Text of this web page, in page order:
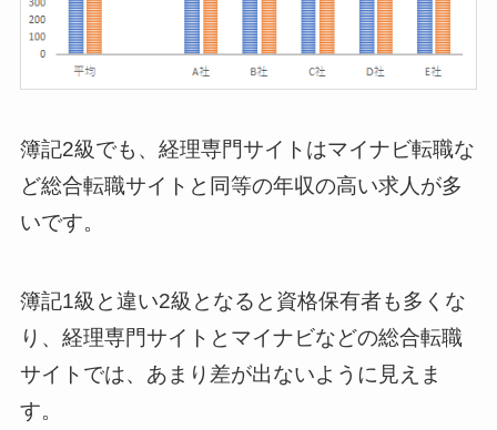
簿記2級でも、経理専門サイトはマイナビ転職な
ど総合転職サイトと同等の年収の高い求人が多
いです。
簿記1級と違い2級となると資格保有者も多くな
り、経理専門サイトとマイナビなどの総合転職
サイトでは、あまり差が出ないように見えま
す。